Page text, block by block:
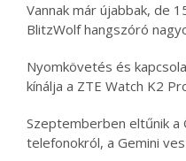
Vannak már újabbak, de
BlitzWolf hangszóró
Nyomkövetés és
kínálja a ZTE Watch K2
Szeptemberben eltűnik a
telefonokról, a Gemini